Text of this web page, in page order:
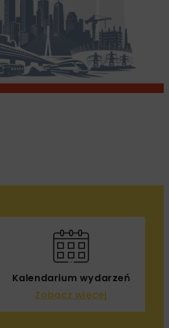
Kalendarium wydarzeń
Zobacz więcej